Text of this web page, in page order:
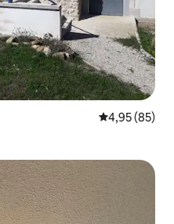
Évaluation
4,95 (85)